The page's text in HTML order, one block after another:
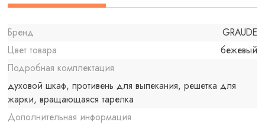
Бренд
GRAUDE
Цвет товара
бежевый
Подробная комплектация
духовой шкаф, противень для выпекания, решетка для
жарки, вращающаяся тарелка
Дополнительная информация